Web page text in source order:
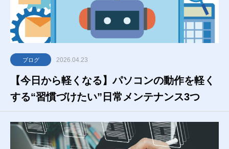
ブログ 2026.04.23
【今日から軽くなる】パソコンの動作を軽く
する“習慣づけたい”日常メンテナンス3つ